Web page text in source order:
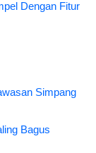
Dengan Fitur
Simpang
Bagus